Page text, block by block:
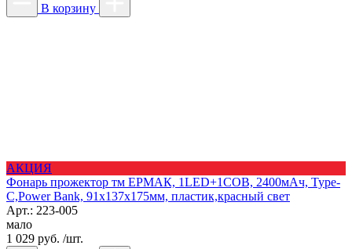
В корзину
АКЦИЯ
Фонарь прожектор тм ЕРМАК, 1LED+1COB, 2400мАч, Type-
C,Power Bank, 91х137х175мм, пластик,красный свет
Арт.: 223-005
мало
1 029 руб. /шт.